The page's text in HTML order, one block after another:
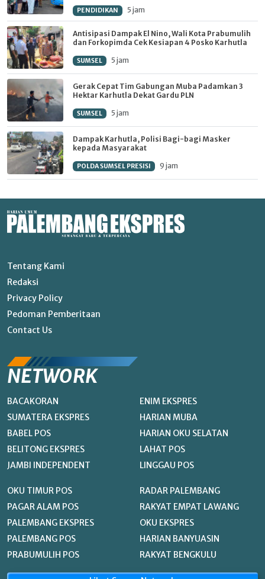
PENDIDIKAN 5 jam
Antisipasi Dampak El Nino, Wali Kota Prabumulih
dan Forkopimda Cek Kesiapan 4 Posko Karhutla
SUMSEL 5 jam
Gerak Cepat Tim Gabungan Muba Padamkan 3
Hektar Karhutla Dekat Gardu PLN
SUMSEL 5 jam
Dampak Karhutla, Polisi Bagi-bagi Masker
kepada Masyarakat
POLDA SUMSEL PRESISI 9 jam
Tentang Kami
Redaksi
Privacy Policy
Pedoman Pemberitaan
Contact Us
NETWORK
BACAKORAN
SUMATERA EKSPRES
BABEL POS
BELITONG EKSPRES
JAMBI INDEPENDENT
ENIM EKSPRES
HARIAN MUBA
HARIAN OKU SELATAN
LAHAT POS
LINGGAU POS
OKU TIMUR POS
PAGAR ALAM POS
PALEMBANG EKSPRES
PALEMBANG POS
PRABUMULIH POS
RADAR PALEMBANG
RAKYAT EMPAT LAWANG
OKU EKSPRES
HARIAN BANYUASIN
RAKYAT BENGKULU